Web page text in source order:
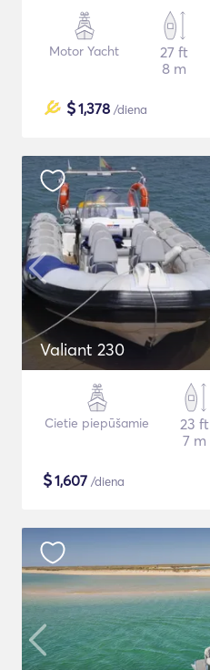
Motor Yacht
27 ft
8 m
$1,378 /diena
Valiant 230
Cietie piepūšamie
23 ft
7 m
$1,607 /diena